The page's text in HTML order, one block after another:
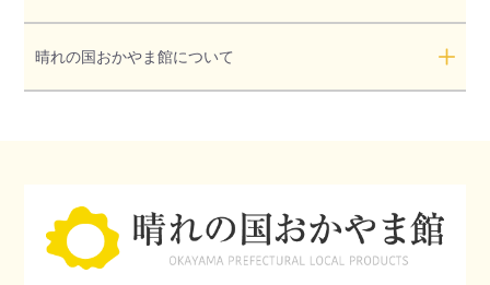
晴れの国おかやま館について